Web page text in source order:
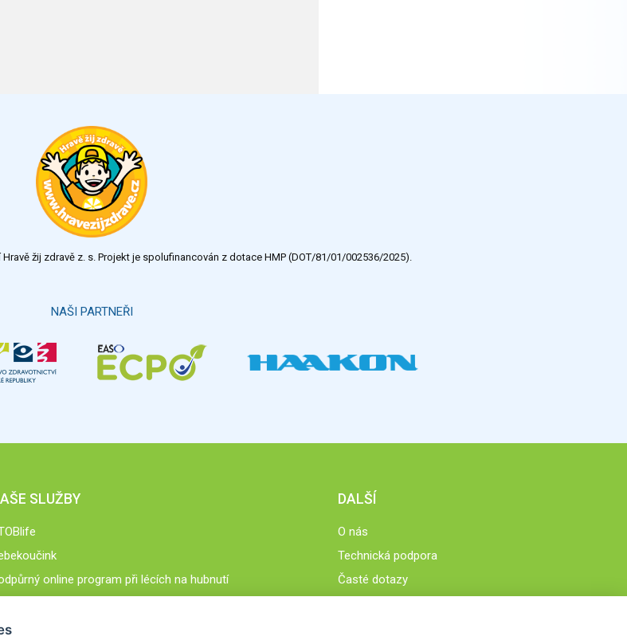
žij zdravě z. s. Projekt je spolufinancován z dotace HMP (DOT/81/01/002536/2025).
NAŠI PARTNEŘI
SLUŽBY
online program při lécích na hubnutí
DALŠÍ
O nás
Technická podpora
Časté dotazy